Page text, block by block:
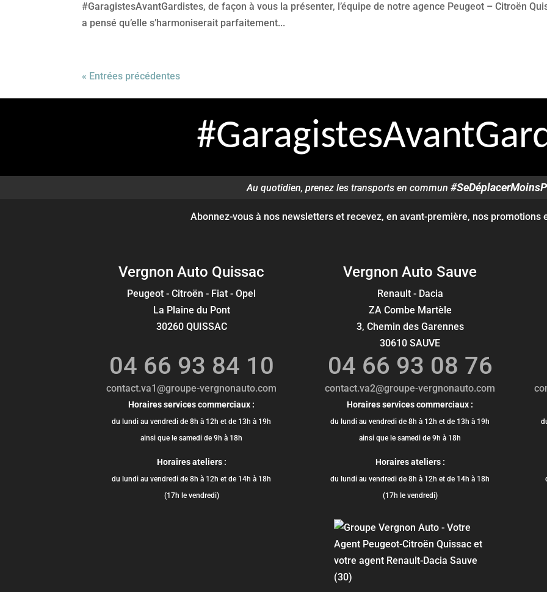
#GaragistesAvantGardistes, de façon à vous la présenter, l’équipe de notre agence Peugeot – Citroën
a pensé qu’elle s’harmoniserait parfaitement...
« Entrées précédentes
Au quotidien, prenez les transports en commun
Abonnez-vous à nos newsletters et recevez, en avant-première, nos promotions
Vergnon Auto Quissac
Peugeot - Citroën - Fiat - Opel
La Plaine du Pont
30260 QUISSAC
04 66 93 84 10
contact.va1@groupe-vergnonauto.com
Horaires services commerciaux :
du lundi au vendredi de 8h à 12h et de 13h à 19h
ainsi que le samedi de 9h à 18h
Horaires ateliers :
du lundi au vendredi de 8h à 12h et de 14h à 18h
(17h le vendredi)
Vergnon Auto Sauve
Renault - Dacia
ZA Combe Martèle
3, Chemin des Garennes
30610 SAUVE
04 66 93 08 76
contact.va2@groupe-vergnonauto.com
Horaires services commerciaux :
du lundi au vendredi de 8h à 12h et de 13h à 19h
ainsi que le samedi de 9h à 18h
Horaires ateliers :
du lundi au vendredi de 8h à 12h et de 14h à 18h
(17h le vendredi)